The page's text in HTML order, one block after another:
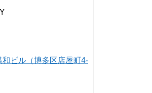
ビル（博多区店屋町4-